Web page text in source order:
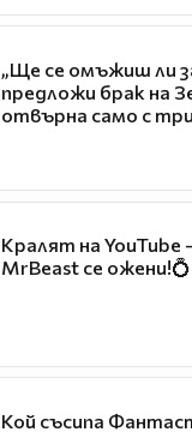
„Ще се омъжиш ли
предложи брак на
отвърна само с
Кралят на YouTube
MrBeast се
Кой съсипа